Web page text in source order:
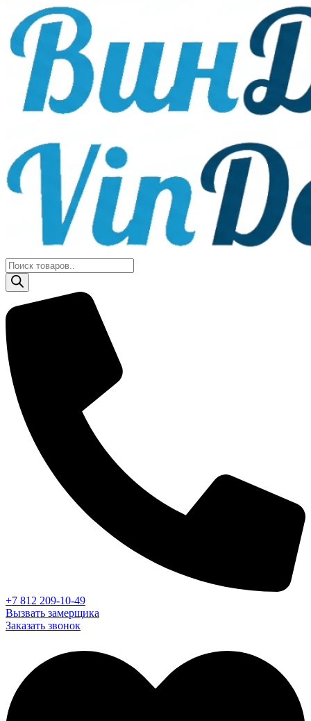
Поиск
товаров
+7 812 209-10-49
Вызвать замерщика
Заказать звонок